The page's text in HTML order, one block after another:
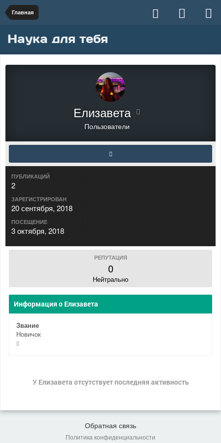
Главная
Наука для тебя
Елизавета
Пользователи
ПУБЛИКАЦИЙ
2
ЗАРЕГИСТРИРОВАН
20 сентября, 2018
ПОСЕЩЕНИЕ
3 октября, 2018
РЕПУТАЦИЯ
0
Нейтрально
Информация о Елизавета
Звание
Новичок
У Елизавета отсутствует последняя активность
Обратная связь
Политика конфиденциальности